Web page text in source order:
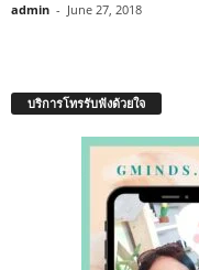
admin - June 27, 2018
บริการโทรรับฟังด้วยใจ